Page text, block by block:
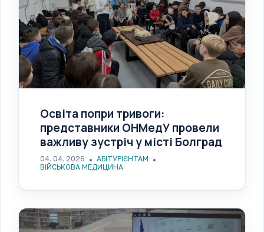
Освіта попри тривоги:
представники ОНМедУ провели
важливу зустріч у місті Болград
04. 04. 2026
АБІТУРІЄНТАМ
ВІЙСЬКОВА МЕДИЦИНА